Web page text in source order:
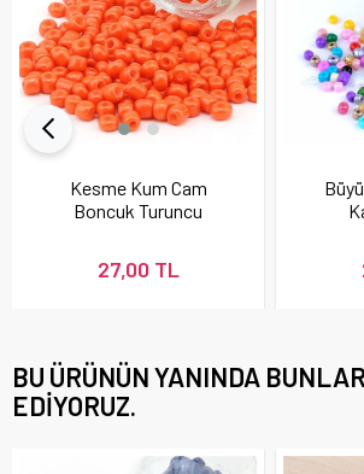
Kesme Kum Cam
Boncuk Turuncu
27,00 TL
BU ÜRÜNÜN YANINDA
EDIYORUZ.